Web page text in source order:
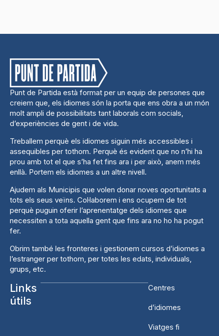
Punt de Partida està format per un equip de persones que
creiem que, els idiomes són la porta que ens obra a un món
molt ampli de possibilitats tant laborals com socials,
d’experiències de gent i de vida.
Treballem perquè els idiomes siguin més accessibles i
assequibles per tothom. Perquè és evident que no n’hi ha
prou amb tot el que s’ha fet fins ara i per això, anem més
enllà. Portem els idiomes a un altre nivell.
Ajudem als Municipis que volen donar noves oportunitats a
tots els seus veïns. Col·laborem i ens ocupem de tot
perquè puguin oferir l’aprenentatge dels idiomes que
necessiten a tota aquella gent que fins ara no ho ha pogut
fer.
Obrim també les fronteres i gestionem cursos d’idiomes a
l’estranger per tothom, per totes les edats, individuals,
grups, etc.
Links
útils
Centres
d’idiomes
Viatges fi